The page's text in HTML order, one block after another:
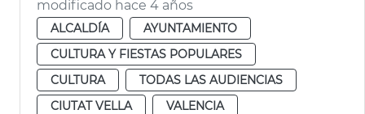
modificado hace 4 años
ALCALDÍA
AYUNTAMIENTO
CULTURA Y FIESTAS POPULARES
CULTURA
TODAS LAS AUDIENCIAS
CIUTAT VELLA
VALENCIA